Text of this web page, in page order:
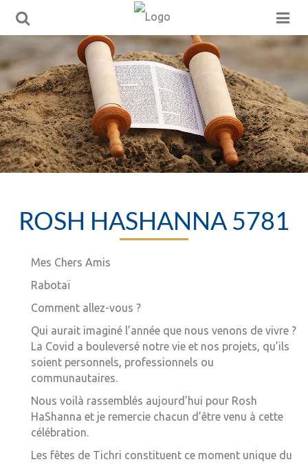
ROSH HASHANNA 5781
Mes Chers Amis
Rabotaï
Comment allez-vous ?
Qui aurait imaginé l’année que nous venons de vivre ?
La Covid a bouleversé notre vie et nos projets, qu’ils
soient personnels, professionnels ou
communautaires.
Nous voilà rassemblés aujourd’hui pour Rosh
HaShanna et je remercie chacun d’être venu à cette
célébration.
Les fêtes de Tichri constituent ce moment unique du